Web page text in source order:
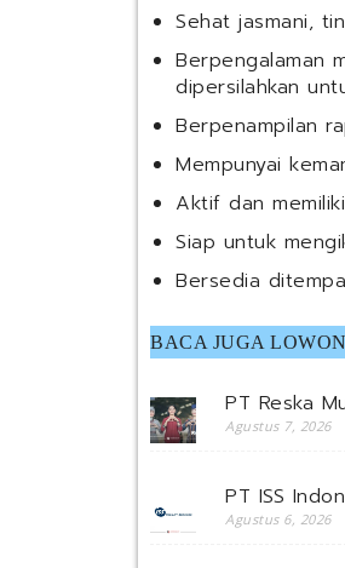
Sehat jasmani,
Berpengalaman
dipersilahkan
Berpenampilan
Mempunyai
Aktif dan
Siap untuk
Bersedia
BACA JUGA
PT Reska
Agustus 7, 2026
PT ISS
Agustus 6, 2026